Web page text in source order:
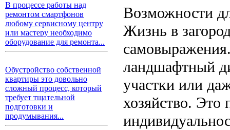
В процессе работы над
ремонтом смартфонов
любому сервисному центру
или мастеру необходимо
оборудование для ремонта...
Обустройство собственной
квартиры это довольно
сложный процесс, который
требует тщательной
подготовки и
продумывания...
Возможности
Жизнь в
ландшафтный
участки или
хозяйство. Это